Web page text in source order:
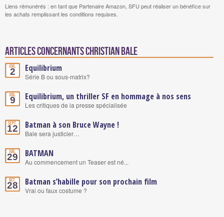
Liens rémunérés : en tant que Partenaire Amazon, SFU peut réaliser un bénéfice sur
les achats remplissant les conditions requises.
Articles concernants Christian Bale
Juil.
2 Equilibrium
Série B ou sous-matrix?
Juil.
9 Equilibrium, un thriller SF en hommage à nos sens
Les critiques de la presse spécialisée
Sept.
12 Batman à son Bruce Wayne !
Bale sera justicier…
Juil.
29 BATMAN
Au commencement un Teaser est né...
Oct.
28 Batman s’habille pour son prochain film
Vrai ou faux costume ?